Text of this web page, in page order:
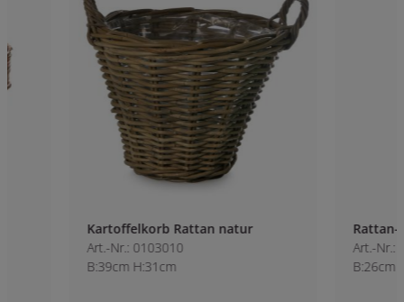
Kartoffelkorb Rattan natur
Art.-Nr.: 0103010
B:39cm H:31cm
Rattan-
Art.-Nr.: 0103200
B:26cm H:13cm